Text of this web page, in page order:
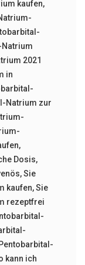
kaufen,
2021
in
Natrium zur
,
Dosis,
,Sie
kaufen,Sie
rezeptfrei
kann ich